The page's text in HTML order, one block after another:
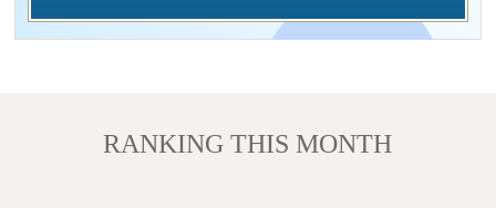
RANKING THIS MONTH